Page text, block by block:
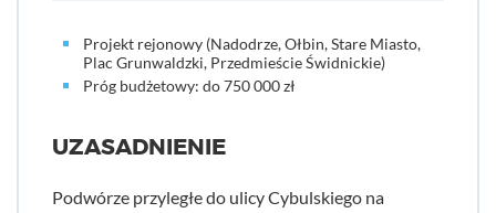
Projekt rejonowy (Nadodrze, Ołbin, Stare Miasto,
Plac Grunwaldzki, Przedmieście Świdnickie)
Próg budżetowy: do 750 000 zł
UZASADNIENIE
Podwórze przyległe do ulicy Cybulskiego na